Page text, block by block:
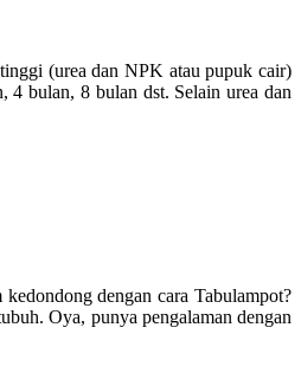
(urea dan NPK atau pupuk cair)
4 bulan, 8 bulan dst. Selain urea dan
dengan cara Tabulampot?
Oya, punya pengalaman dengan